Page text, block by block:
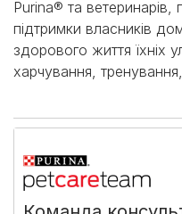
Purina® та
підтримки власників
здорового життя їхніх
харчування,